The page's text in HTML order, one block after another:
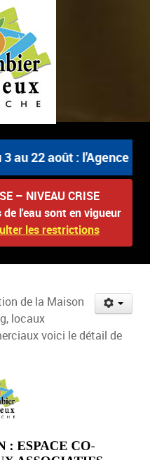
3 au 22 août : l'Agence
– NIVEAU CRISE
l'eau sont en vigueur
les restrictions
de la Maison
locaux
voici le détail de